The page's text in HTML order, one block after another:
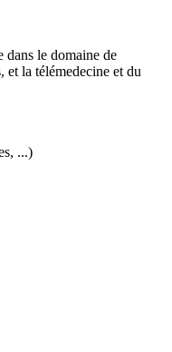
le domaine de
et la télémedecine et du
...)